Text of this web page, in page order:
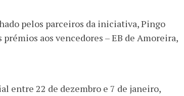
pelos parceiros da iniciativa, Pingo
aos vencedores – EB de Amoreira,
entre 22 de dezembro e 7 de janeiro,